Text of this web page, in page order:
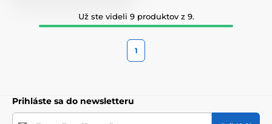
Už ste videli 9 produktov z 9.
1
Prihláste sa do newsletteru